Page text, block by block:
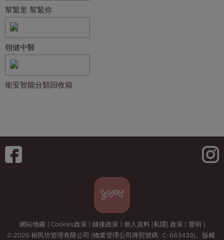
幫緊里 幫緊你
翎健中醫
衛安智能分類回收箱️
網站地圖 Cookies政策 鏈接政策 個人資料 (私隱) 政策 聲明
© 2026 裕民坊管理有限公司 (物業管理公司牌照號碼 : C-663438)。版權